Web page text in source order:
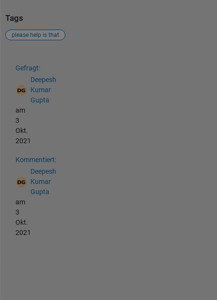
Tags
please help is that
Gefragt:
Deepesh
Kumar
Gupta
am
3
Okt.
2021
Kommentiert:
Deepesh
Kumar
Gupta
am
3
Okt.
2021